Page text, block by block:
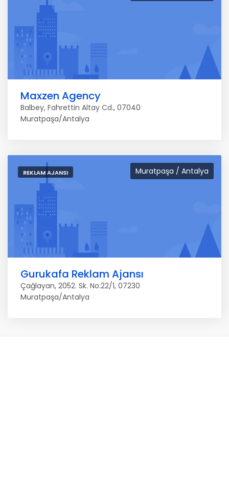
Maxzen Agency
Balbey, Fahrettin Altay Cd., 07040
Muratpaşa/Antalya
Muratpaşa / Antalya
REKLAM AJANSI
Gurukafa Reklam Ajansı
Çağlayan, 2052. Sk. No:22/1, 07230
Muratpaşa/Antalya